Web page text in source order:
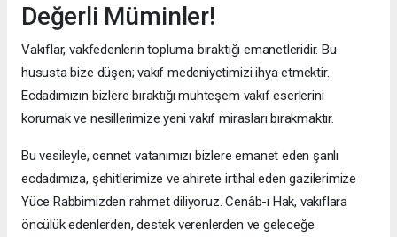
Değerli Müminler!
Vakıflar, vakfedenlerin topluma bıraktığı emanetleridir. Bu
hususta bize düşen; vakıf medeniyetimizi ihya etmektir.
Ecdadımızın bizlere bıraktığı muhteşem vakıf eserlerini
korumak ve nesillerimize yeni vakıf mirasları bırakmaktır.
Bu vesileyle, cennet vatanımızı bizlere emanet eden şanlı
ecdadımıza, şehitlerimize ve ahirete irtihal eden gazilerimize
Yüce Rabbimizden rahmet diliyoruz. Cenâb-ı Hak, vakıflara
öncülük edenlerden, destek verenlerden ve geleceğe